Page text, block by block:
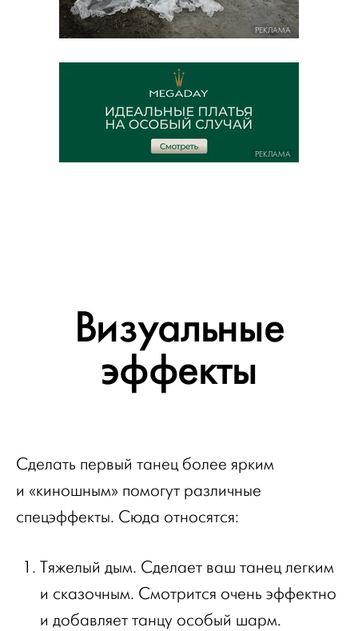
РЕКЛАМА
РЕКЛАМА
Визуальные
эффекты
Сделать первый танец более ярким
и «киношным» помогут различные
спецэффекты. Сюда относятся:
Тяжелый дым. Сделает ваш танец легким
и сказочным. Смотрится очень эффектно
и добавляет танцу особый шарм.